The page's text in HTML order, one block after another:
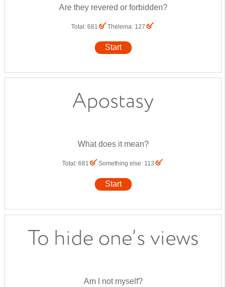
Are they revered or forbidden?
Total: 681 Thelema: 127
Start
Apostasy
What does it mean?
Total : 681 Something else: 113
Start
To hide one’s views
Am I not myself?